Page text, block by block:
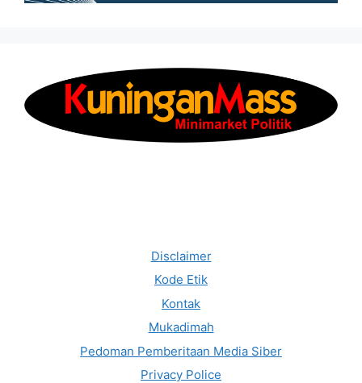
Disclaimer
Kode Etik
Kontak
Mukadimah
Pedoman Pemberitaan Media Siber
Privacy Police